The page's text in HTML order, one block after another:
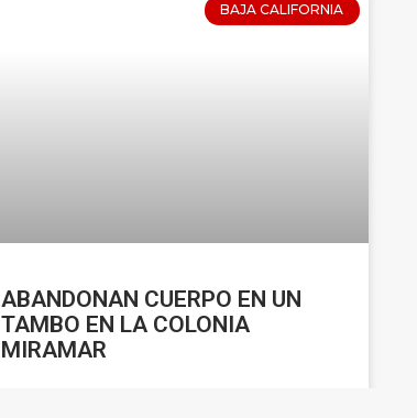
BAJA CALIFORNIA
ABANDONAN CUERPO EN UN
TAMBO EN LA COLONIA
MIRAMAR